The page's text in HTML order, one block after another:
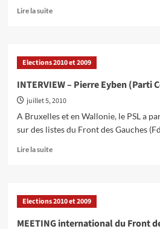
Lire la suiteEn
Conférence-
débat
« Le
mouvement
ouvrier
hier,
aujourd’hui
Elections 2010 et 2009
INTERVIEW – Pierre Eyben (Parti
juillet 5, 2010
A Bruxelles et en Wallonie, le PSL a
sur des listes du Front des Gauches
Lire la suiteEn
INTERVIEW
–
Elections 2010 et 2009
MEETING international du Front